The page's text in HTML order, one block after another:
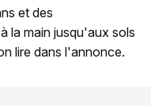
et des
la main jusqu'aux sols
lire dans l'annonce.